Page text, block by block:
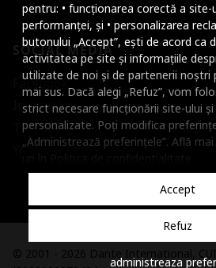
pentru: • funcționarea corectă a site-
performanței, și • personalizarea
butonului „Accept”, ești de acord ca
activitatea pe site și informațiile
utilizate de noi și de partenerii noștri
mai sus. Dacă alegi „Refuz”, vom
strict necesare funcționării site-ului
personalizate. Poți modifica
„Administrează preferințele”. Află
Accept
Refuz
administreaza
SOCIAL MEDIA
Facebook
Instagram
TikTok
Youtube
© 2001 - 2026 Dante International,